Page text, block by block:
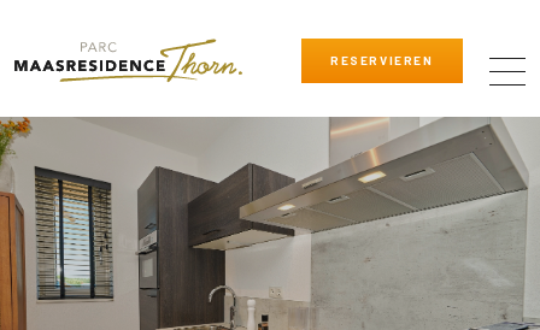
RESERVIEREN